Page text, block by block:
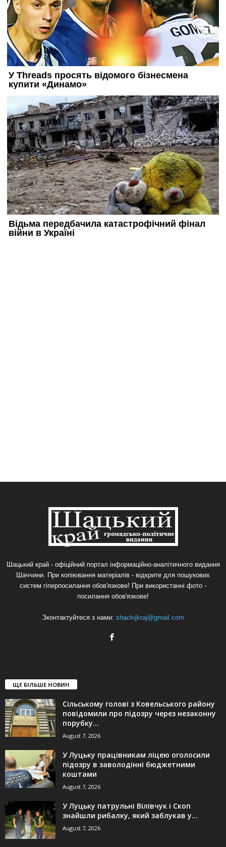
Шацький край - офіційний портал інформаційно-аналітичного видання
Шаччини. При копіювання матеріалів - відкрите для пошукових
систем гіперпосилання обов'язкове! При використанні фото -
посилання обов'язкове!
Зконтактуйтеся з нами: shackijkraj@gmail.com
ЩЕ БІЛЬШЕ НОВИН
Сільському голові з Ковельського району
повідомили про підозру через незаконну
порубку...
August 7, 2026
У Луцьку працівникам ліцею оголосили
підозру в заволодінні бюджетними
коштами
August 7, 2026
У Луцьку патрульні Вілівчук і Скоп
знайшли рибалку, який заблукав у...
August 7, 2026